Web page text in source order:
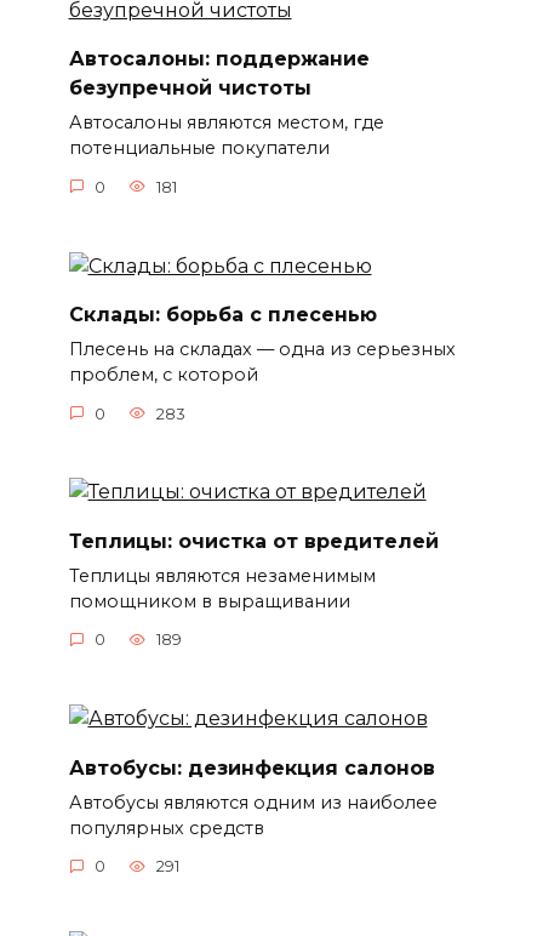
Автосалоны: поддержание
безупречной чистоты
Автосалоны являются местом, где
потенциальные покупатели
0 181
Склады: борьба с плесенью
Плесень на складах — одна из серьезных
проблем, с которой
0 283
Теплицы: очистка от вредителей
Теплицы являются незаменимым
помощником в выращивании
0 189
Автобусы: дезинфекция салонов
Автобусы являются одним из наиболее
популярных средств
0 291